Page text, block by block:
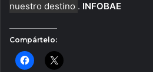
nuestro destino . INFOBAE
Compártelo: